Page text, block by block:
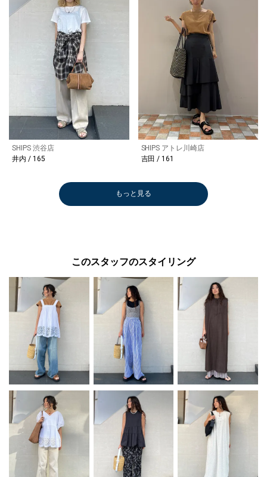
SHIPS 渋谷店
井内 / 165
SHIPS アトレ川崎店
吉田 / 161
もっと見る
このスタッフのスタイリング